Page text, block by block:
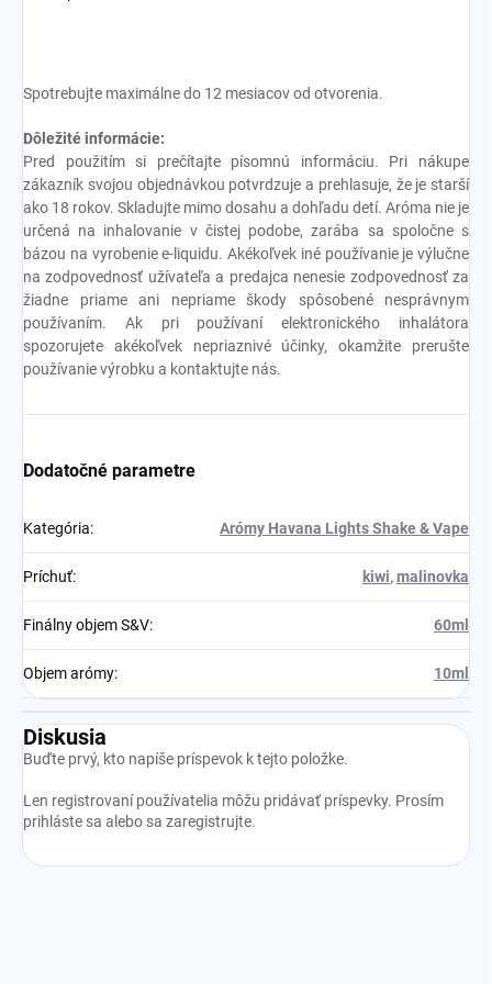
Spotrebujte maximálne do 12 mesiacov od otvorenia.
Dôležité informácie:
Pred použitím si prečítajte písomnú informáciu. Pri nákupe
zákazník svojou objednávkou potvrdzuje a prehlasuje, že je starší
ako 18 rokov. Skladujte mimo dosahu a dohľadu detí. Aróma nie je
určená na inhalovanie v čistej podobe, zarába sa spoločne s
bázou na vyrobenie e-liquidu. Akékoľvek iné používanie je výlučne
na zodpovednosť užívateľa a predajca nenesie zodpovednosť za
žiadne priame ani nepriame škody spôsobené nesprávnym
používaním. Ak pri používaní elektronického inhalátora
spozorujete akékoľvek nepriaznivé účinky, okamžite prerušte
používanie výrobku a kontaktujte nás.
Dodatočné parametre
Kategória: Arómy Havana Lights Shake & Vape
Príchuť: kiwi,malinovka
Finálny objem S&V: 60ml
Objem arómy: 10ml
Diskusia
Buďte prvý, kto napíše príspevok k tejto položke.
Len registrovaní používatelia môžu pridávať príspevky. Prosím
prihláste sa alebo sa zaregistrujte.